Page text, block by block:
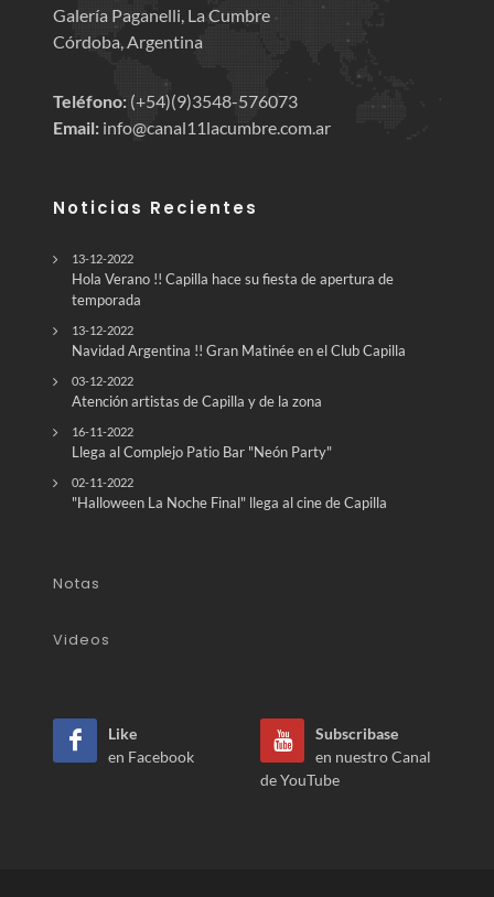
Galería Paganelli, La Cumbre
Córdoba, Argentina
Teléfono: (+54)(9)3548-576073
Email: info@canal11lacumbre.com.ar
Noticias Recientes
13-12-2022
Hola Verano !! Capilla hace su fiesta de apertura de
temporada
13-12-2022
Navidad Argentina !! Gran Matinée en el Club Capilla
03-12-2022
Atención artistas de Capilla y de la zona
16-11-2022
Llega al Complejo Patio Bar "Neón Party"
02-11-2022
"Halloween La Noche Final" llega al cine de Capilla
Notas
Videos
Like
en Facebook
Subscribase
en nuestro Canal
de YouTube